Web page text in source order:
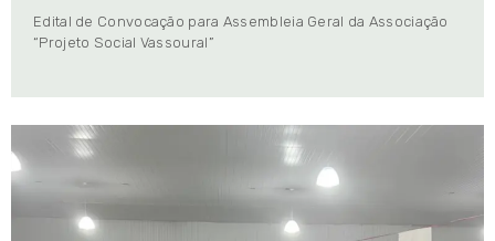
Edital de Convocação para Assembleia Geral da Associação
“Projeto Social Vassoural”